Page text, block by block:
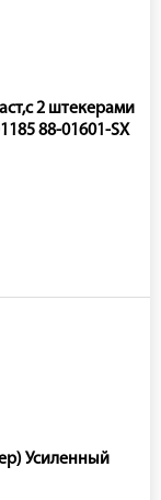
2 штекерами
88-01601-SX
Усиленный